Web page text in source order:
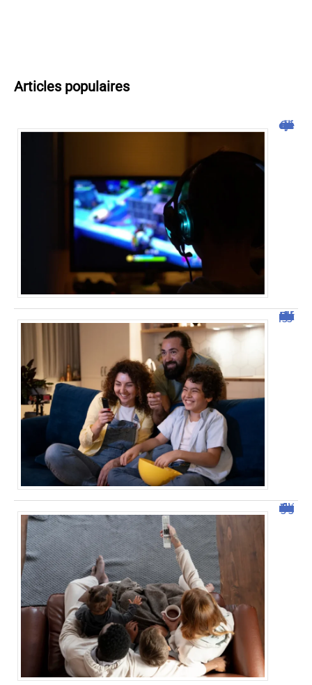
Articles populaires
Cliquojeux : découverte et avis
Découvrez Domgrav : la nouvelle plateforme de streaming
Tout savoir sur malgrim.com : fonctionnalités et avantages